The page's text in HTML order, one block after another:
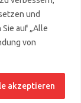
und
auf „Alle
von
akzeptieren